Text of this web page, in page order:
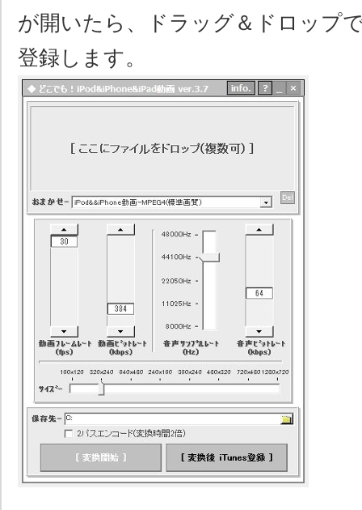
が開いたら、ドラッグ＆ドロップ
登録します。